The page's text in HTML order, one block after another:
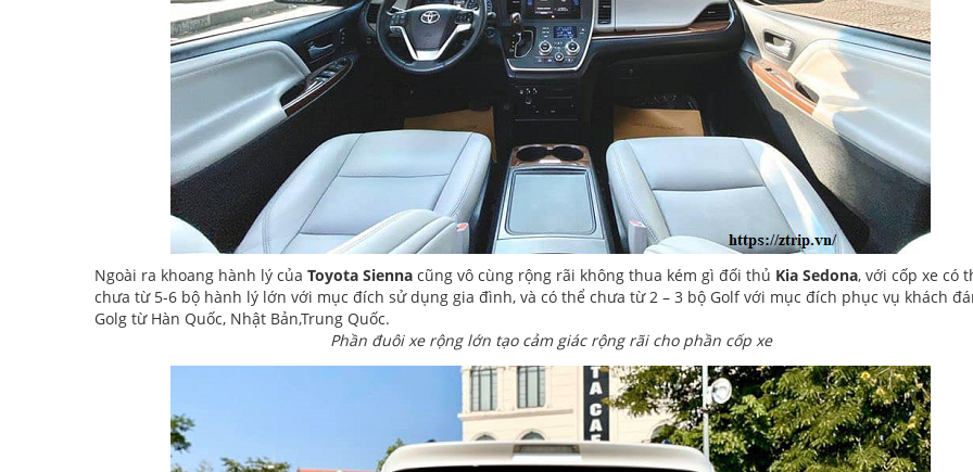
Ngoài ra khoang hành lý của Toyota Sienna cũng vô cùng rộng rãi không thua kém gì đối thủ Kia Sedona, với cốp xe có
chưa từ 5-6 bộ hành lý lớn với mục đích sử dụng gia đình, và có thể chưa từ 2 – 3 bộ Golf với mục đích phục vụ khách
Golg từ Hàn Quốc, Nhật Bản,Trung Quốc.
Phần đuôi xe rộng lớn tạo cảm giác rộng rãi cho phần cốp xe